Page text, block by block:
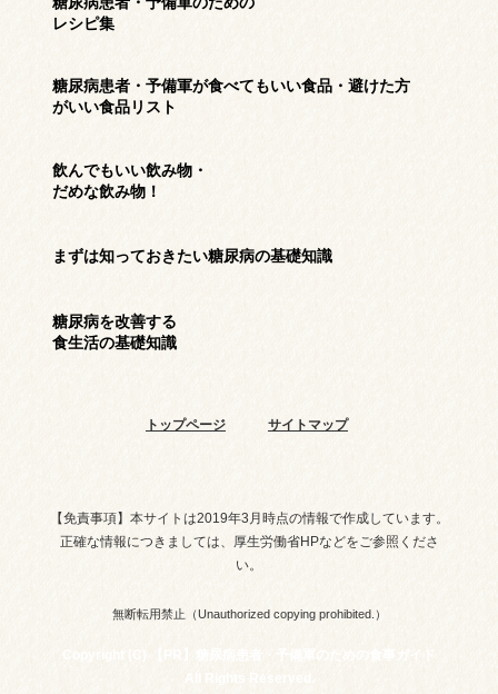
レシピ集
糖尿病患者・予備軍が食べてもいい食品・避けた方
がいい食品リスト
飲んでもいい飲み物・
だめな飲み物！
まずは知っておきたい糖尿病の基礎知識
糖尿病を改善する
食生活の基礎知識
トップページ サイトマップ
【免責事項】本サイトは2019年3月時点の情報で作成しています。
正確な情報につきましては、厚生労働省HPなどをご参照くださ
い。
無断転用禁止（Unauthorized copying prohibited.）
糖尿病患者・予備軍のための食事ガイド